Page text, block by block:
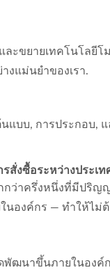
ะขยายเทคโนโล
งแม่นยำของเรา.
บ, การประกอบ,
สั่งซื้อระหว่างประเ
ว่าครึ่งหนึ่งที่มีปริญ
งค์กร — ทำให้ไม่ต้
ฒนาขึ้นภายในอง